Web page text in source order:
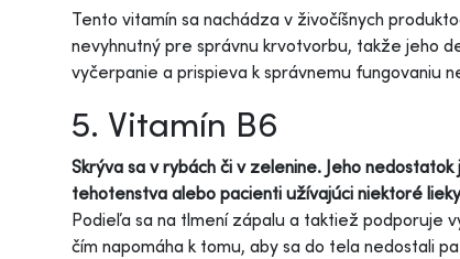
Tento vitamín sa nachádza v živočíšnych
nevyhnutný pre správnu krvotvorbu, takže jeho
vyčerpanie a prispieva k správnemu fungovaniu
5. Vitamín B6
Skrýva sa v rybách či v zelenine. Jeho
tehotenstva alebo pacienti užívajúci niektoré
Podieľa sa na tlmení zápalu a taktiež podporuje
čím napomáha k tomu, aby sa do tela nedostali